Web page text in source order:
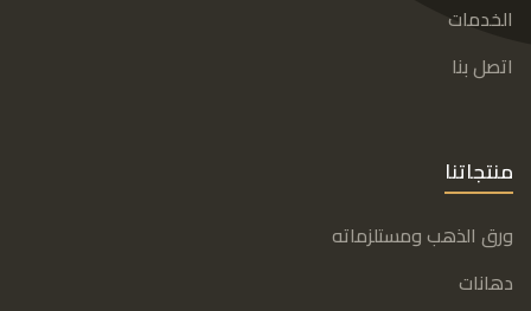
الخدمات
اتصل بنا
منتجاتنا
ورق الذهب ومستلزماته
دهانات